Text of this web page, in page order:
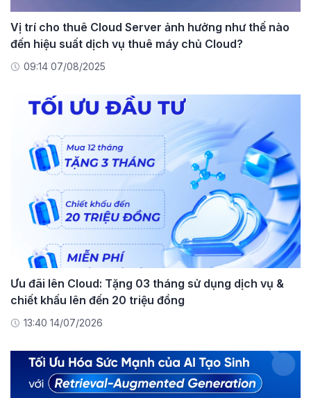
Vị trí cho thuê Cloud Server ảnh hưởng như thế nào
đến hiệu suất dịch vụ thuê máy chủ Cloud?
09:14 07/08/2025
Ưu đãi lên Cloud: Tặng 03 tháng sử dụng dịch vụ &
chiết khấu lên đến 20 triệu đồng
13:40 14/07/2026